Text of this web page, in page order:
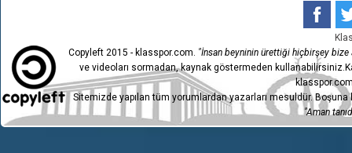
Copyleft 2015 - klasspor.com. "İnsan beyninin ürettiği hiçbirşey bize
ve videoları sormadan, kaynak göstermeden
Sitemizde yapılan tüm yorumlardan yazarları mesuldür.
"Aman